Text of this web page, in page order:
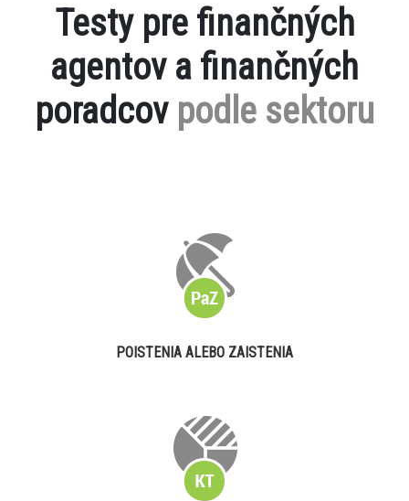
Testy pre finančných
agentov a finančných
poradcov podle sektoru
POISTENIA ALEBO ZAISTENIA